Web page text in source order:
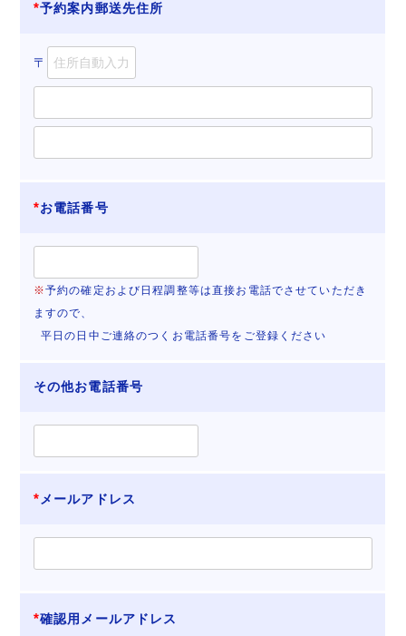
予約案内郵送先住所
〒
お電話番号
※予約の確定および日程調整等は直接お電話でさせていただき
ますので、
平日の日中ご連絡のつくお電話番号をご登録ください
その他お電話番号
メールアドレス
確認用メールアドレス